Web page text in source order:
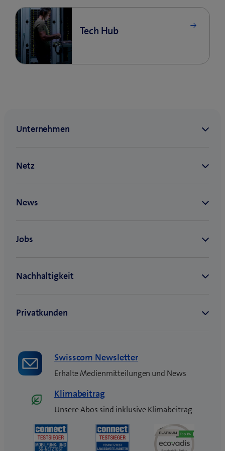
Swisscom Newsletter
Erhalte Medienmitteilungen und News
Klimabeitrag
Unsere Abos sind inklusive Klimabeitrag